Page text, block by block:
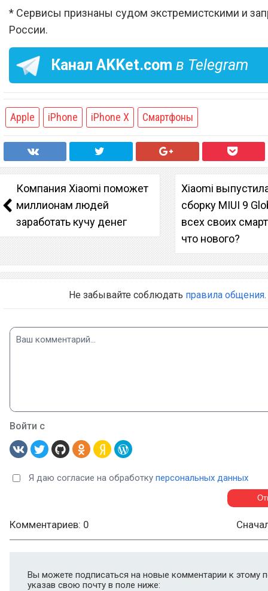
* Сервисы признаны судом экстремистскими и
России.
Канал AKKet.com в Telegram
Apple iPhone iPhone X Смартфоны
Компания Xiaomi поможет
миллионам людей
заработать кучу денег
Xiaomi
сборку MIUI 9
всех своих
что нового?
Не забывайте соблюдать правила общения.
Войти с
Я даю согласие на обработку персональных данных
Комментариев: 0
Вы можете подписаться на новые комментарии к этому
указав свою почту в поле ниже: